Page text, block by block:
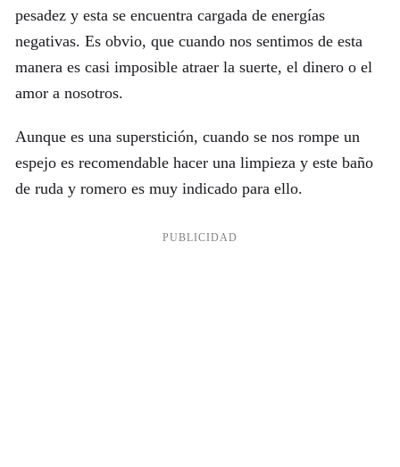
pesadez y esta se encuentra cargada de energías
negativas. Es obvio, que cuando nos sentimos de esta
manera es casi imposible atraer la suerte, el dinero o el
amor a nosotros.
Aunque es una superstición, cuando se nos rompe un
espejo es recomendable hacer una limpieza y este baño
de ruda y romero es muy indicado para ello.